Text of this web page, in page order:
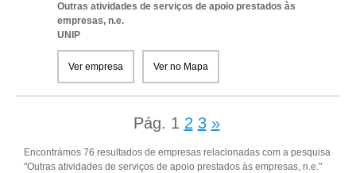
Outras atividades de serviços de apoio prestados às
empresas, n.e.
UNIP
Ver empresa Ver no Mapa
Pág. 1 2 3 »
Encontrámos 76 resultados de empresas relacionadas com a pesquisa
"Outras atividades de serviços de apoio prestados às empresas, n.e."